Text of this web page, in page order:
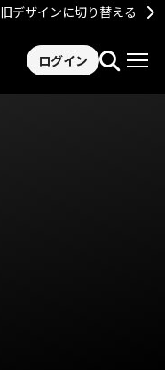
旧デザインに切り替える
ログイン